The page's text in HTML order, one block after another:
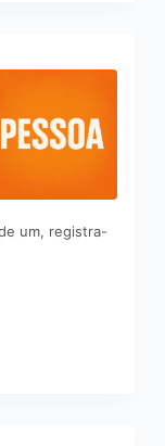
um, registra-